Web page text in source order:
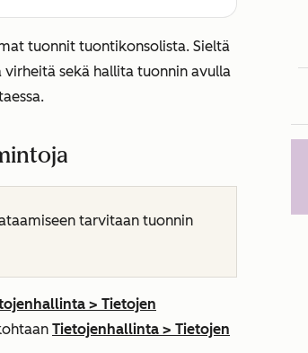
tuonnit tuontikonsolista. Sieltä
sekä hallita tuonnin avulla
tarvitaan tuonnin
> Tietojen
Tietojenhallinta > Tietojen